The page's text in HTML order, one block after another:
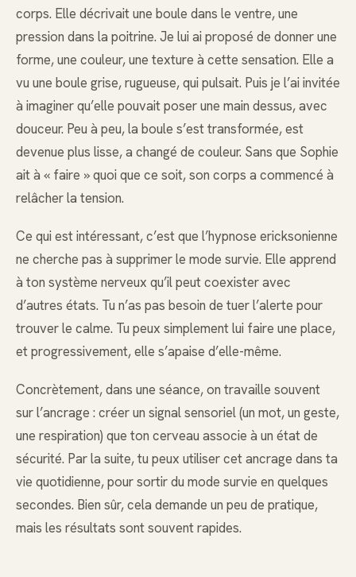
corps. Elle décrivait une boule dans le ventre, une
pression dans la poitrine. Je lui ai proposé de donner une
forme, une couleur, une texture à cette sensation. Elle a
vu une boule grise, rugueuse, qui pulsait. Puis je l’ai invitée
à imaginer qu’elle pouvait poser une main dessus, avec
douceur. Peu à peu, la boule s’est transformée, est
devenue plus lisse, a changé de couleur. Sans que Sophie
ait à « faire » quoi que ce soit, son corps a commencé à
relâcher la tension.
Ce qui est intéressant, c’est que l’hypnose ericksonienne
ne cherche pas à supprimer le mode survie. Elle apprend
à ton système nerveux qu’il peut coexister avec
d’autres états. Tu n’as pas besoin de tuer l’alerte pour
trouver le calme. Tu peux simplement lui faire une place,
et progressivement, elle s’apaise d’elle-même.
Concrètement, dans une séance, on travaille souvent
sur l’ancrage : créer un signal sensoriel (un mot, un geste,
une respiration) que ton cerveau associe à un état de
sécurité. Par la suite, tu peux utiliser cet ancrage dans ta
vie quotidienne, pour sortir du mode survie en quelques
secondes. Bien sûr, cela demande un peu de pratique,
mais les résultats sont souvent rapides.